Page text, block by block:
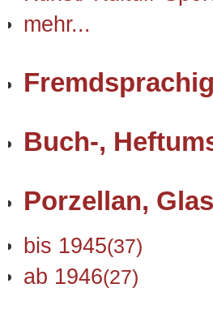
mehr...
Buch-,
Porzellan,
bis 1945(37)
ab 1946(27)